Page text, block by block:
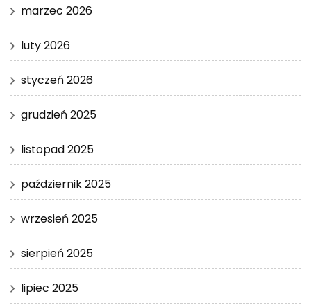
marzec 2026
luty 2026
styczeń 2026
grudzień 2025
listopad 2025
październik 2025
wrzesień 2025
sierpień 2025
lipiec 2025